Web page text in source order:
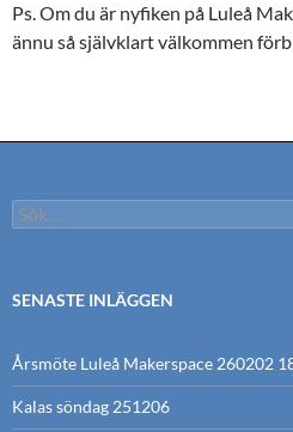
Ps. Om du är nyfiken på Luleå
ännu så självklart välkommen
Sök
efter:
SENASTE INLÄGGEN
Årsmöte Luleå Makerspace 260202
Kalas söndag 251206